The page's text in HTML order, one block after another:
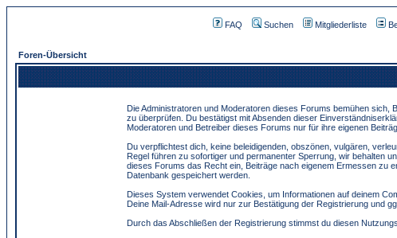
FAQ Suchen Mitgliederliste
Foren-Übersicht
Die Administratoren und Moderatoren dieses Forums bemühen
zu überprüfen. Du bestätigst mit Absenden dieser
Moderatoren und Betreiber dieses Forums nur für ihre eigenen
Du verpflichtest dich, keine beleidigenden, obszönen, vulgären,
Regel führen zu sofortiger und permanenter Sperrung, wir behalten
dieses Forums das Recht ein, Beiträge nach eigenem Ermessen zu
Datenbank gespeichert werden.
Dieses System verwendet Cookies, um Informationen auf deinem
Deine Mail-Adresse wird nur zur Bestätigung der Registrierung und
Durch das Abschließen der Registrierung stimmst du diesen